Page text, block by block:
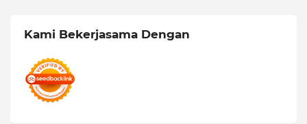
Kami Bekerjasama Dengan